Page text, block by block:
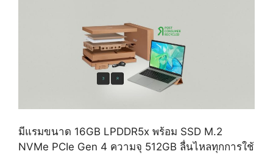
มีแรมขนาด 16GB LPDDR5x พร้อม SSD M.2
NVMe PCIe Gen 4 ความจุ 512GB ลื่นไหลทุกการใช้